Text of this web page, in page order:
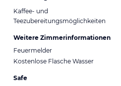
Kaffee- und
Teezubereitungsmöglichkeiten
Weitere Zimmerinformationen
Feuermelder
Kostenlose Flasche Wasser
Safe